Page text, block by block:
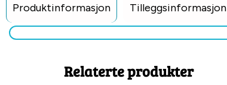
Produktinformasjon Tilleggsinformasjon
Relaterte produkter